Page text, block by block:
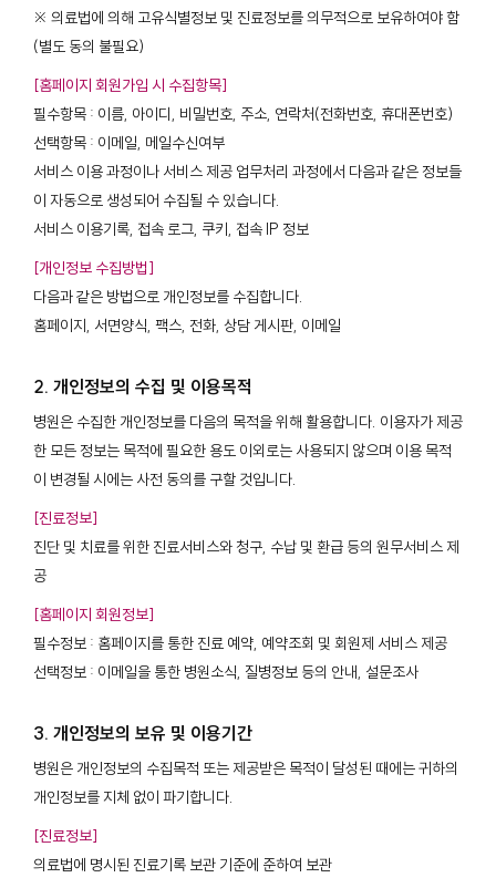
※ 의료법에 의해 고유식별정보 및 진료정보를 의무적으로 보유하여야 함
(별도 동의 불필요)
[홈페이지 회원가입 시 수집항목]
필수항목 : 이름, 아이디, 비밀번호, 주소, 연락처(전화번호, 휴대폰번호)
선택항목 : 이메일, 메일수신여부
서비스 이용 과정이나 서비스 제공 업무처리 과정에서 다음과 같은 정보들
이 자동으로 생성되어 수집될 수 있습니다.
서비스 이용기록, 접속 로그, 쿠키, 접속 IP 정보
[개인정보 수집방법]
다음과 같은 방법으로 개인정보를 수집합니다.
홈페이지, 서면양식, 팩스, 전화, 상담 게시판, 이메일
2. 개인정보의 수집 및 이용목적
병원은 수집한 개인정보를 다음의 목적을 위해 활용합니다. 이용자가 제공
한 모든 정보는 목적에 필요한 용도 이외로는 사용되지 않으며 이용 목적
이 변경될 시에는 사전 동의를 구할 것입니다.
[진료정보]
진단 및 치료를 위한 진료서비스와 청구, 수납 및 환급 등의 원무서비스 제
공
[홈페이지 회원정보]
필수정보 : 홈페이지를 통한 진료 예약, 예약조회 및 회원제 서비스 제공
선택정보 : 이메일을 통한 병원소식, 질병정보 등의 안내, 설문조사
3. 개인정보의 보유 및 이용기간
병원은 개인정보의 수집목적 또는 제공받은 목적이 달성된 때에는 귀하의
개인정보를 지체 없이 파기합니다.
[진료정보]
의료법에 명시된 진료기록 보관 기준에 준하여 보관